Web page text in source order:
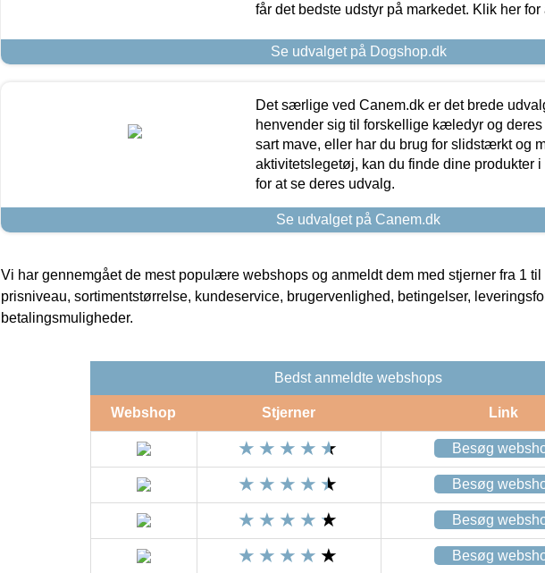
får det bedste udstyr på markedet. Klik her
Se udvalget på Dogshop.dk
Det særlige ved Canem.dk er det brede
henvender sig til forskellige kæledyr og
sart mave, eller har du brug for slidstærkt og
aktivitetslegetøj, kan du finde dine produkter
for at se deres udvalg.
Se udvalget på Canem.dk
Vi har gennemgået de mest populære webshops og anmeldt dem med stjerner fra 1 til
prisniveau, sortimentstørrelse, kundeservice, brugervenlighed, betingelser,
betalingsmuligheder.
Bedst anmeldte webshops
Webshop Stjerner Link
Besøg
Besøg
Besøg
Besøg